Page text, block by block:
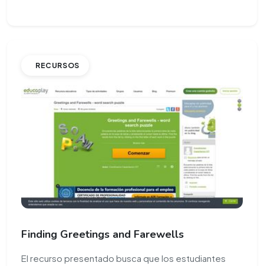
RECURSOS
Finding Greetings and Farewells
El recurso presentado busca que los estudiantes